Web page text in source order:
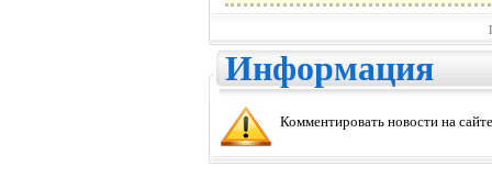
Информация
Комментировать новости на